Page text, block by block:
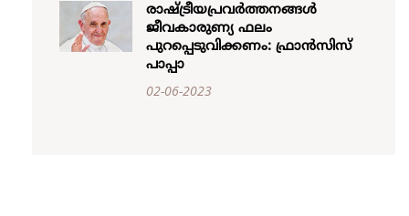
രാഷ്ട്രീയപ്രവർത്തനങ്ങൾ
ജീവകാരുണ്യ ഫലം
പുറപ്പെടുവിക്കണം: ഫ്രാൻസിസ്
പാപ്പാ
02-06-2023